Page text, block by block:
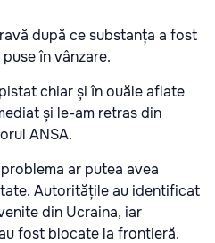
după ce substanța a fost
în vânzare.
chiar și în ouăle aflate
și le-am retras din
ANSA.
ar putea avea
Autoritățile au identificat
din Ucraina, iar
fost blocate la frontieră.